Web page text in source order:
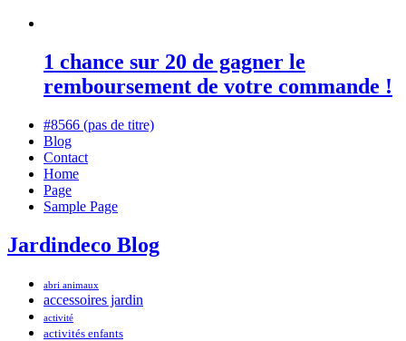
1 chance sur 20 de gagner le
remboursement de votre commande !
#8566 (pas de titre)
Blog
Contact
Home
Page
Sample Page
Jardindeco Blog
abri animaux
accessoires jardin
activité
activités enfants